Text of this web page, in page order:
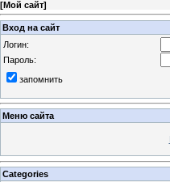
[Мой сайт]
Вход на сайт
Логин:
Пароль:
запомнить
Меню сайта
Categories